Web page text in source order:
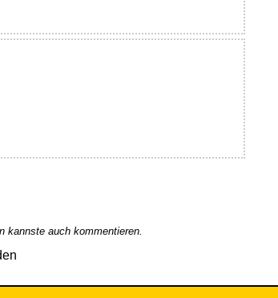
kannste auch kommentieren.